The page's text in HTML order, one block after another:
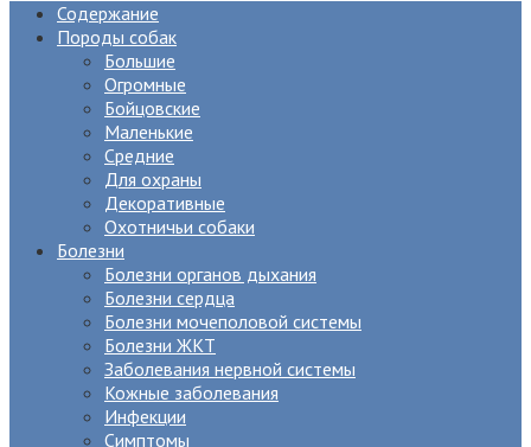
Содержание
Породы собак
Большие
Огромные
Бойцовские
Маленькие
Средние
Для охраны
Декоративные
Охотничьи собаки
Болезни
Болезни органов дыхания
Болезни сердца
Болезни мочеполовой системы
Болезни ЖКТ
Заболевания нервной системы
Кожные заболевания
Инфекции
Симптомы